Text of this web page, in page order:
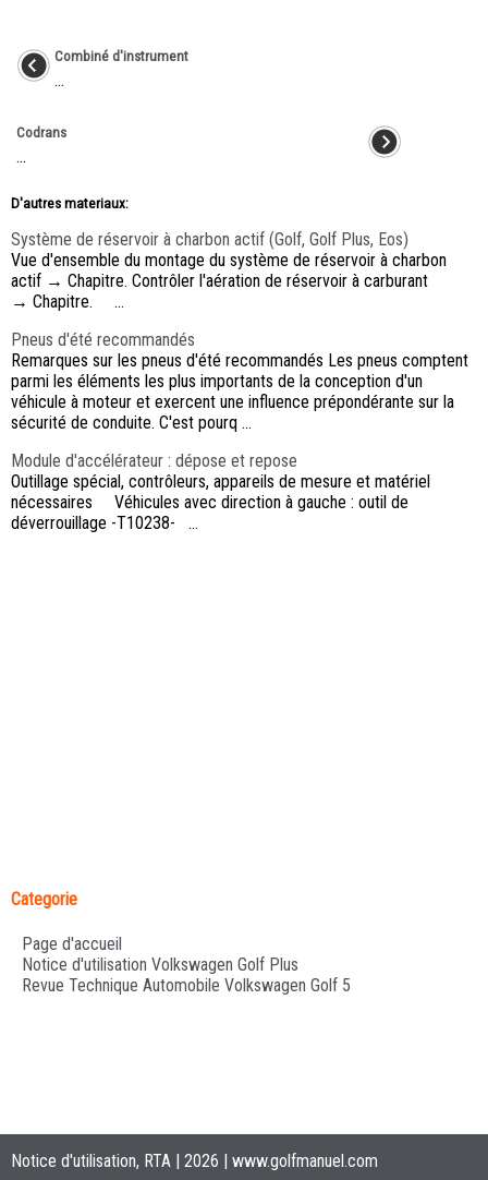
Combiné d'instrument
...
Codrans
...
D'autres materiaux:
Système de réservoir à charbon actif (Golf, Golf Plus, Eos)
Vue d'ensemble du montage du système de réservoir à charbon
actif → Chapitre. Contrôler l'aération de réservoir à carburant
→ Chapitre. ...
Pneus d'été recommandés
Remarques sur les pneus d'été recommandés Les pneus comptent
parmi les éléments les plus importants de la conception d'un
véhicule à moteur et exercent une influence prépondérante sur la
sécurité de conduite. C'est pourq ...
Module d'accélérateur : dépose et repose
Outillage spécial, contrôleurs, appareils de mesure et matériel
nécessaires Véhicules avec direction à gauche : outil de
déverrouillage -T10238- ...
Categorie
Page d'accueil
Notice d'utilisation Volkswagen Golf Plus
Revue Technique Automobile Volkswagen Golf 5
Notice d'utilisation, RTA | 2026 | www.golfmanuel.com